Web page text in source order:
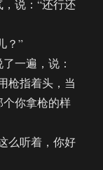
说：“还行还
？”
一遍，说：
枪指着头，当
你拿枪的样
么听着，你好